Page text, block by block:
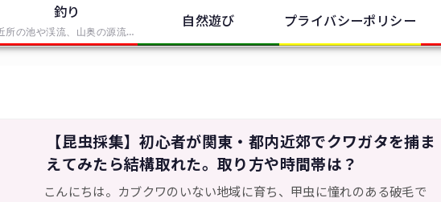
釣り
近所の池や渓流、山奥の源流から海まで、釣りをしたらここで釣果報告していきます。基本的に餌ばかりでルアーは苦手です。
自然遊び プライバシーポリシー
【昆虫採集】初心者が関東・都内近郊でクワガタを捕ま
えてみたら結構取れた。取り方や時間帯は？
こんにちは。カブクワのいない地域に育ち、甲虫に憧れのある破毛で